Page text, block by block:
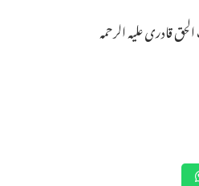
قادری علیہ الرحمہ